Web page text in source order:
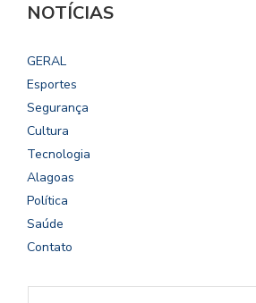
NOTÍCIAS
GERAL
Esportes
Segurança
Cultura
Tecnologia
Alagoas
Política
Saúde
Contato